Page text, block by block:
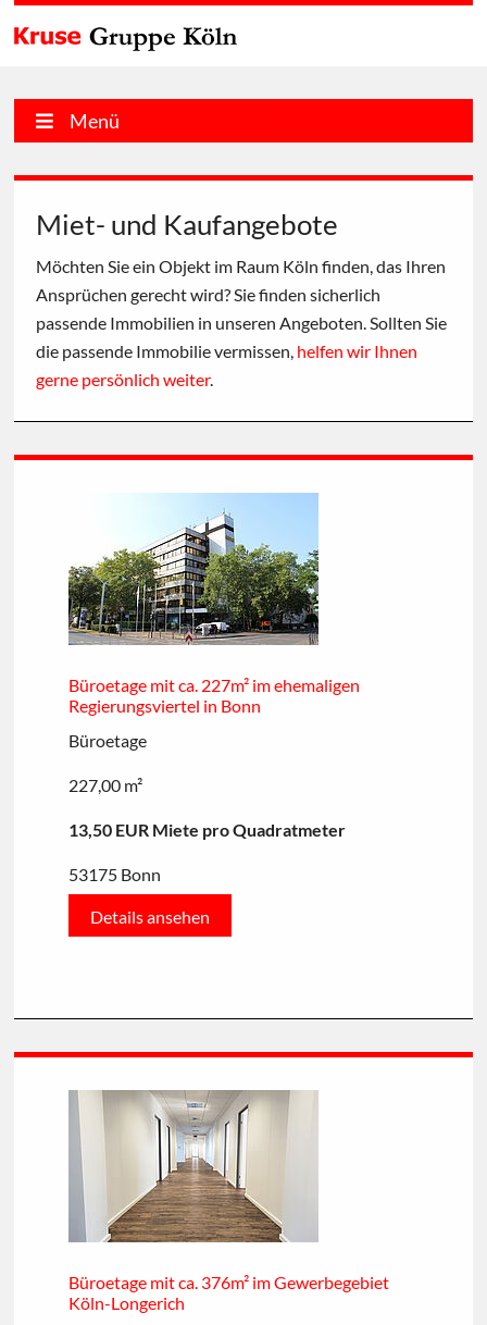
Menü
Miet- und Kaufangebote
Möchten Sie ein Objekt im Raum Köln finden, das Ihren
Ansprüchen gerecht wird? Sie finden sicherlich
passende Immobilien in unseren Angeboten. Sollten Sie
die passende Immobilie vermissen, helfen wir Ihnen
gerne persönlich weiter.
Büroetage mit ca. 227m² im ehemaligen
Regierungsviertel in Bonn
Büroetage
227,00 m²
13,50 EUR Miete pro Quadratmeter
53175 Bonn
Details ansehen
Büroetage mit ca. 376m² im Gewerbegebiet
Köln-Longerich